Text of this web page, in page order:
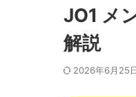
JO1 メ
解説
2026年6月25